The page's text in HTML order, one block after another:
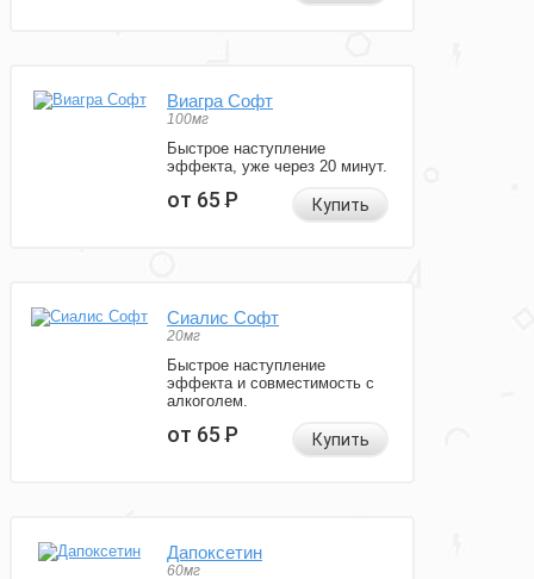
Виагра Софт
100мг
Быстрое наступление
эффекта, уже через 20 минут.
от 65Р Купить
Сиалис Софт
20мг
Быстрое наступление
эффекта и совместимость с
алкоголем.
от 65Р Купить
Дапоксетин
60мг